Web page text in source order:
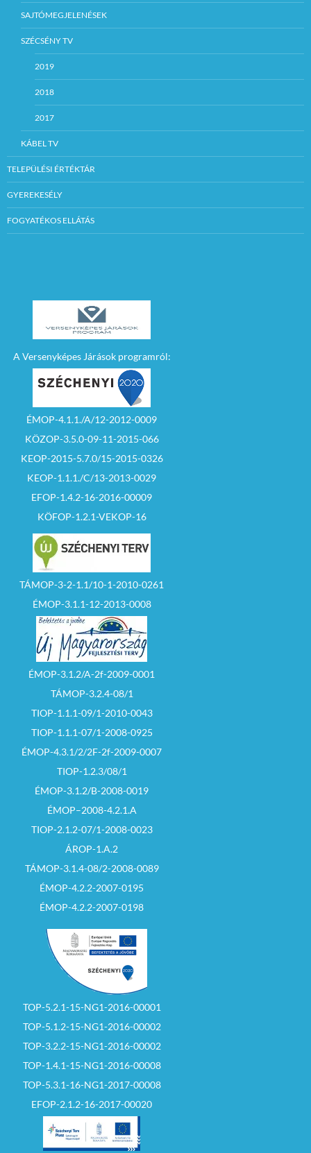
SAJTÓMEGJELENÉSEK
SZÉCSÉNY TV
2019
2018
2017
KÁBEL TV
TELEPÜLÉSI ÉRTÉKTÁR
GYEREKESÉLY
FOGYATÉKOS ELLÁTÁS
A Versenyképes Járások programról:
ÉMOP-4.1.1./A/12-2012-0009
KÖZOP-3.5.0-09-11-2015-066
KEOP-2015-5.7.0/15-2015-0326
KEOP-1.1.1./C/13-2013-0029
EFOP-1.4.2-16-2016-00009
KÖFOP-1.2.1-VEKOP-16
TÁMOP-3-2-1.1/10-1-2010-0261
ÉMOP-3.1.1-12-2013-0008
ÉMOP-3.1.2/A-2f-2009-0001
TÁMOP-3.2.4-08/1
TIOP-1.1.1-09/1-2010-0043
TIOP-1.1.1-07/1-2008-0925
ÉMOP-4.3.1/2/2F-2f-2009-0007
TIOP-1.2.3/08/1
ÉMOP-3.1.2/B-2008-0019
ÉMOP–2008-4.2.1.A
TIOP-2.1.2-07/1-2008-0023
ÁROP-1.A.2
TÁMOP-3.1.4-08/2-2008-0089
ÉMOP-4.2.2-2007-0195
ÉMOP-4.2.2-2007-0198
TOP-5.2.1-15-NG1-2016-00001
TOP-5.1.2-15-NG1-2016-00002
TOP-3.2.2-15-NG1-2016-00002
TOP-1.4.1-15-NG1-2016-00008
TOP-5.3.1-16-NG1-2017-00008
EFOP-2.1.2-16-2017-00020